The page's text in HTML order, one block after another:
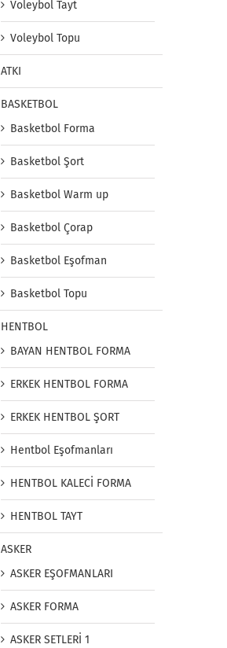
Voleybol Tayt
Voleybol Topu
ATKI
BASKETBOL
Basketbol Forma
Basketbol Şort
Basketbol Warm up
Basketbol Çorap
Basketbol Eşofman
Basketbol Topu
HENTBOL
BAYAN HENTBOL FORMA
ERKEK HENTBOL FORMA
ERKEK HENTBOL ŞORT
Hentbol Eşofmanları
HENTBOL KALECİ FORMA
HENTBOL TAYT
ASKER
ASKER EŞOFMANLARI
ASKER FORMA
ASKER SETLERİ 1